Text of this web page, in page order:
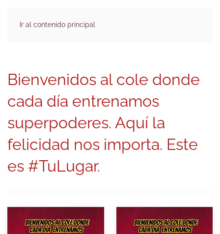
Ir al contenido principal
Bienvenidos al cole donde
cada día entrenamos
superpoderes. Aquí la
felicidad nos importa. Este
es #TuLugar.